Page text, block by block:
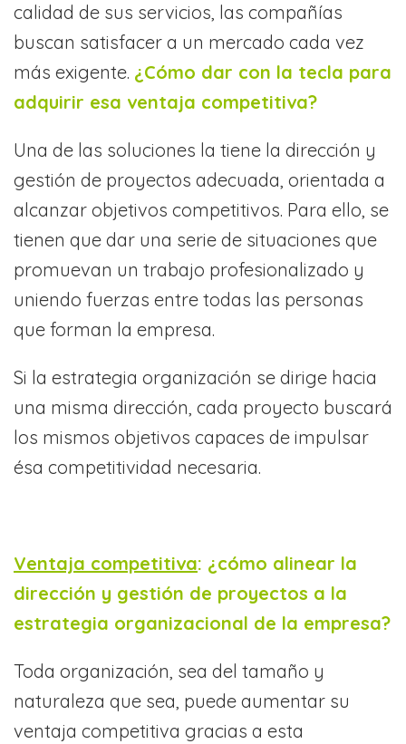
calidad de sus servicios, las compañías
buscan satisfacer a un mercado cada vez
más exigente. ¿Cómo dar con la tecla para
adquirir esa ventaja competitiva?
Una de las soluciones la tiene la dirección y
gestión de proyectos adecuada, orientada a
alcanzar objetivos competitivos. Para ello, se
tienen que dar una serie de situaciones que
promuevan un trabajo profesionalizado y
uniendo fuerzas entre todas las personas
que forman la empresa.
Si la estrategia organización se dirige hacia
una misma dirección, cada proyecto buscará
los mismos objetivos capaces de impulsar
ésa competitividad necesaria.
Ventaja competitiva: ¿cómo alinear la
dirección y gestión de proyectos a la
estrategia organizacional de la empresa?
Toda organización, sea del tamaño y
naturaleza que sea, puede aumentar su
ventaja competitiva gracias a esta